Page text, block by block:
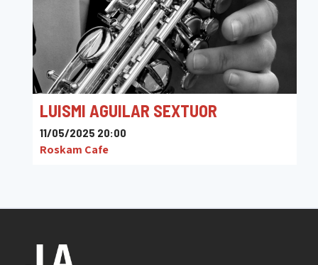
LUISMI AGUILAR SEXTUOR
11/05/2025 20:00
Roskam Cafe